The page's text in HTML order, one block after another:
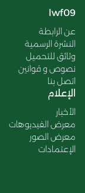
lwf09
عن الرابطة
النشرة الرسمية
وثائق للتحميل
نصوص و قوانين
اتصل بنا
الإعلام
الأخبار
معرض الفيديوهات
معرض الصور
الإعتمادات